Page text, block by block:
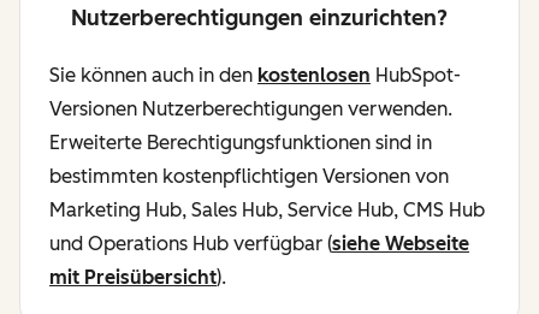
Nutzerberechtigungen einzurichten?
Sie können auch in den kostenlosen HubSpot-
Versionen Nutzerberechtigungen verwenden.
Erweiterte Berechtigungsfunktionen sind in
bestimmten kostenpflichtigen Versionen von
Marketing Hub, Sales Hub, Service Hub, CMS Hub
und Operations Hub verfügbar (siehe Webseite
mit Preisübersicht).